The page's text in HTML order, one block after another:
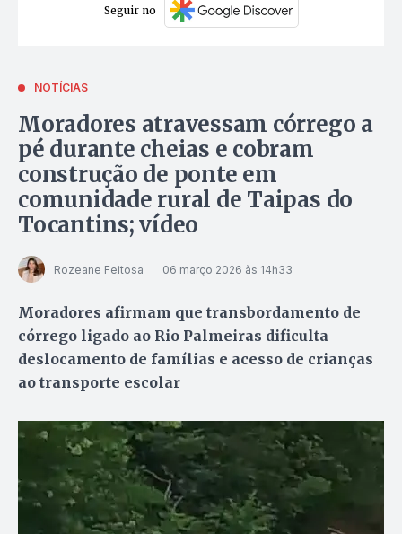
Seguir no
NOTÍCIAS
Moradores atravessam córrego a
pé durante cheias e cobram
construção de ponte em
comunidade rural de Taipas do
Tocantins; vídeo
Rozeane Feitosa 06 março 2026 às 14h33
Moradores afirmam que transbordamento de
córrego ligado ao Rio Palmeiras dificulta
deslocamento de famílias e acesso de crianças
ao transporte escolar